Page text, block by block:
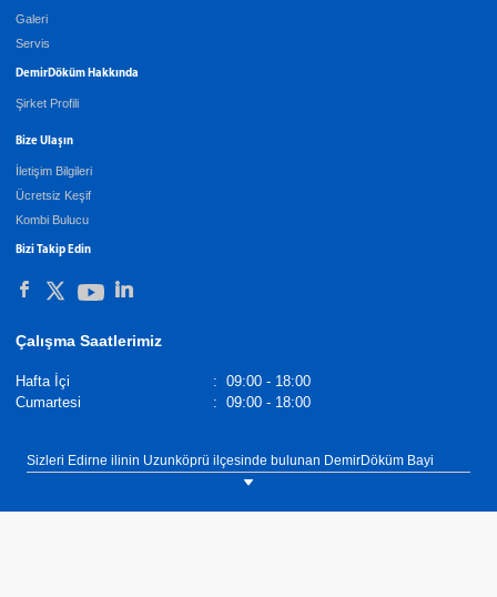
Galeri
Servis
DemirDöküm Hakkında
Şirket Profili
Bize Ulaşın
İletişim Bilgileri
Ücretsiz Keşif
Kombi Bulucu
Bizi Takip Edin
Çalışma Saatlerimiz
Hafta İçi : 09:00 - 18:00
Cumartesi
: 09:00 - 18:00
Sizleri Edirne ilinin Uzunköprü ilçesinde bulunan DemirDöküm Bayi
Uygun Tesisat showroomumuza bekliyoruz. Tel: 0(541) 557 25 75.